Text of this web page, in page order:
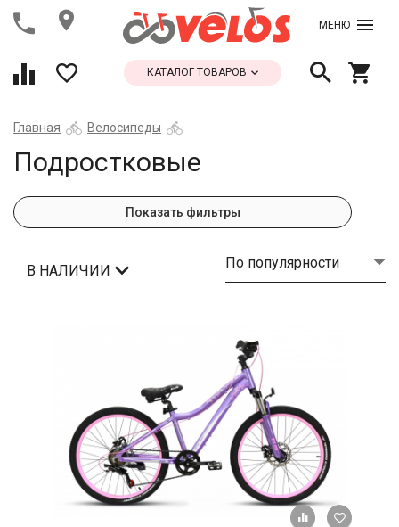
МЕНЮ
КАТАЛОГ ТОВАРОВ
Главная Велосипеды
Подростковые
Показать фильтры
В НАЛИЧИИ По популярности
+ К